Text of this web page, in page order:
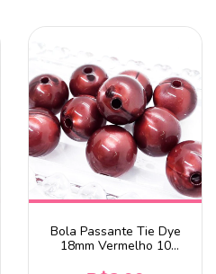
Bola Passante Tie Dye
18mm Vermelho 10